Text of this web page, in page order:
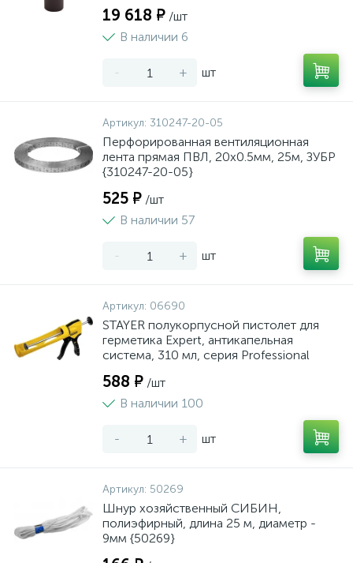
19 618 ₽ /шт
В наличии 6
- + шт
Артикул: 310247-20-05
Перфорированная вентиляционная
лента прямая ПВЛ, 20х0.5мм, 25м, ЗУБР
{310247-20-05}
525 ₽ /шт
В наличии 57
- + шт
Артикул: 06690
STAYER полукорпусной пистолет для
герметика Expert, антикапельная
система, 310 мл, серия Professional
588 ₽ /шт
В наличии 100
- + шт
Артикул: 50269
Шнур хозяйственный СИБИН,
полиэфирный, длина 25 м, диаметр -
9мм {50269}